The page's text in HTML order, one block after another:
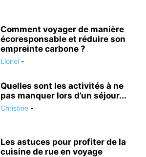
Comment voyager de manière
écoresponsable et réduire son
empreinte carbone ?
Lionel -
Quelles sont les activités à ne
pas manquer lors d’un séjour...
Christine -
Les astuces pour profiter de la
cuisine de rue en voyage